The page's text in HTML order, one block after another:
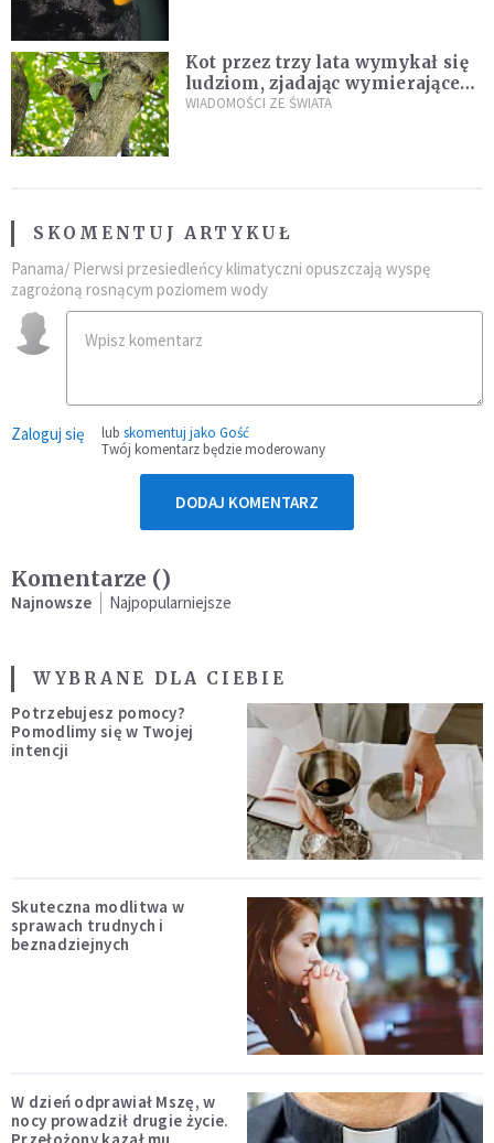
Kot przez trzy lata wymykał się
ludziom, zjadając wymierające
kaczki. W końcu popełnił
WIADOMOŚCI ZE ŚWIATA
SKOMENTUJ ARTYKUŁ
Panama/ Pierwsi przesiedleńcy klimatyczni opuszczają wyspę
zagrożoną rosnącym poziomem wody
Zaloguj się lub skomentuj jako Gość
Twój komentarz będzie moderowany
DODAJ KOMENTARZ
Komentarze ()
Najnowsze Najpopularniejsze
WYBRANE DLA CIEBIE
Potrzebujesz pomocy?
Pomodlimy się w Twojej
intencji
Skuteczna modlitwa w
sprawach trudnych i
beznadziejnych
W dzień odprawiał Mszę, w
nocy prowadził drugie życie.